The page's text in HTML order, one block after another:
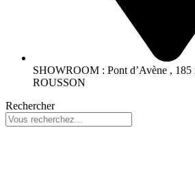
SHOWROOM : Pont d’Avène ,
ROUSSON
Rechercher